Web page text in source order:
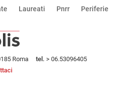
Laureati Pnrr Periferie
Roma tel. > 06.53096405